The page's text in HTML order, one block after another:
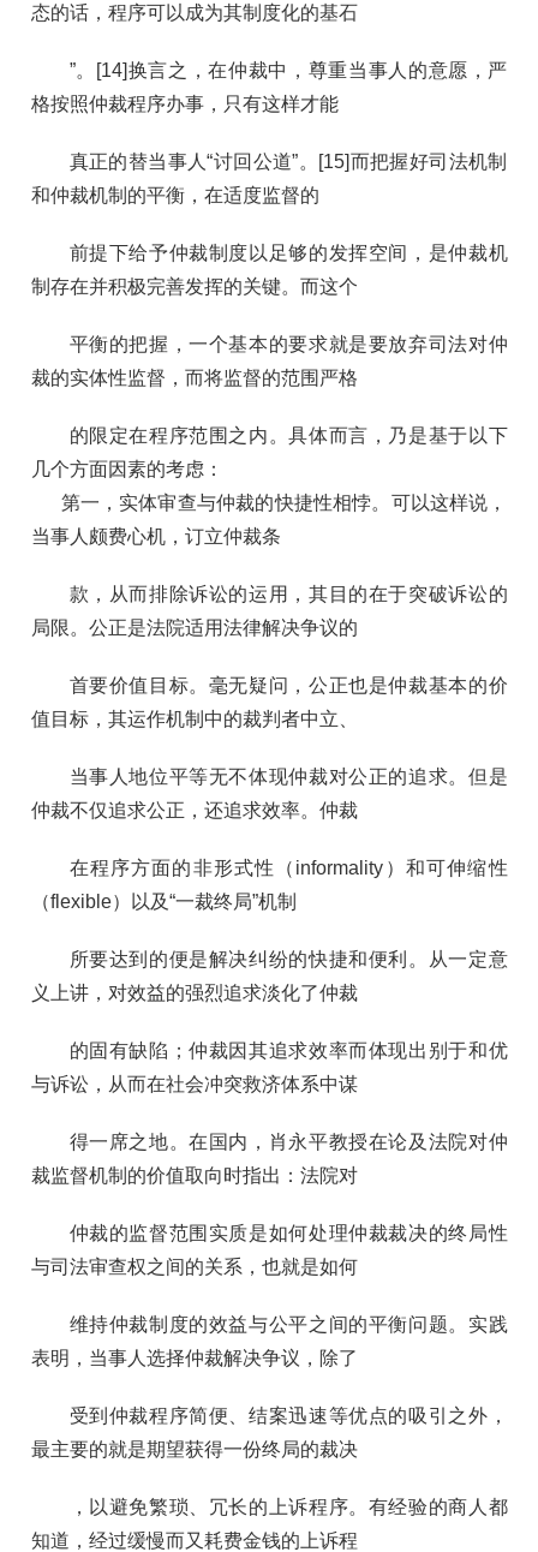
态的话，程序可以成为其制度化的基石
”。[14]换言之，在仲裁中，尊重当事人的意愿，严
格按照仲裁程序办事，只有这样才能
真正的替当事人“讨回公道”。[15]而把握好司法机制
和仲裁机制的平衡，在适度监督的
前提下给予仲裁制度以足够的发挥空间，是仲裁机
制存在并积极完善发挥的关键。而这个
平衡的把握，一个基本的要求就是要放弃司法对仲
裁的实体性监督，而将监督的范围严格
的限定在程序范围之内。具体而言，乃是基于以下
几个方面因素的考虑：
第一，实体审查与仲裁的快捷性相悖。可以这样说，
当事人颇费心机，订立仲裁条
款，从而排除诉讼的运用，其目的在于突破诉讼的
局限。公正是法院适用法律解决争议的
首要价值目标。毫无疑问，公正也是仲裁基本的价
值目标，其运作机制中的裁判者中立、
当事人地位平等无不体现仲裁对公正的追求。但是
仲裁不仅追求公正，还追求效率。仲裁
在程序方面的非形式性（informality）和可伸缩性
（flexible）以及“一裁终局”机制
所要达到的便是解决纠纷的快捷和便利。从一定意
义上讲，对效益的强烈追求淡化了仲裁
的固有缺陷；仲裁因其追求效率而体现出别于和优
与诉讼，从而在社会冲突救济体系中谋
得一席之地。在国内，肖永平教授在论及法院对仲
裁监督机制的价值取向时指出：法院对
仲裁的监督范围实质是如何处理仲裁裁决的终局性
与司法审查权之间的关系，也就是如何
维持仲裁制度的效益与公平之间的平衡问题。实践
表明，当事人选择仲裁解决争议，除了
受到仲裁程序简便、结案迅速等优点的吸引之外，
最主要的就是期望获得一份终局的裁决
，以避免繁琐、冗长的上诉程序。有经验的商人都
知道，经过缓慢而又耗费金钱的上诉程